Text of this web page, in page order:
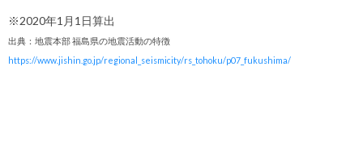
※2020年1月1日算出
出典：地震本部 福島県の地震活動の特徴
https://www.jishin.go.jp/regional_seismicity/rs_tohoku/p07_fukushima/